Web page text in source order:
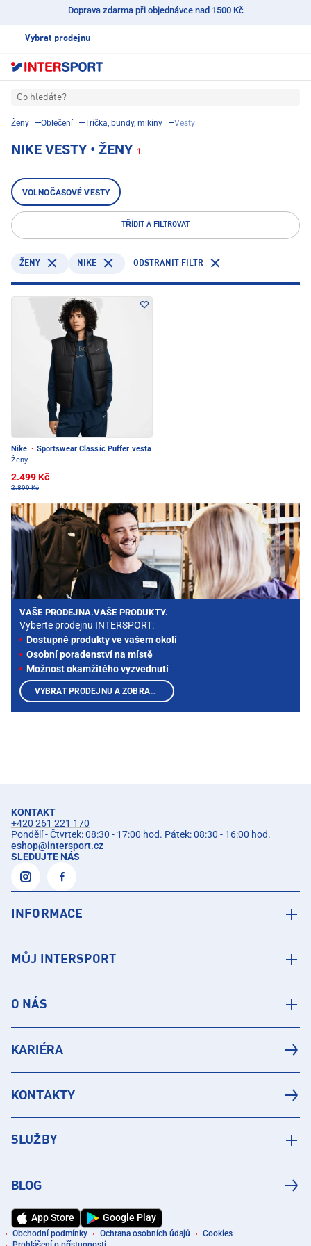
Doprava zdarma při objednávce nad 1500 Kč
Vybrat prodejnu
Co hledáte?
Ženy Oblečení Trička, bundy, mikiny Vesty
NIKE VESTY • ŽENY 1
VOLNOČASOVÉ VESTY
TŘÍDIT A FILTROVAT
ŽENY NIKE ODSTRANIT FILTR
Nike · Sportswear Classic Puffer vesta
Ženy
2.499 Kč
2.899 Kč
VAŠE PRODEJNA.VAŠE PRODUKTY.
Vyberte prodejnu INTERSPORT:
Dostupné produkty ve vašem okolí
Osobní poradenství na místě
Možnost okamžitého vyzvednutí
VYBRAT PRODEJNU A ZOBRAZIT PRODUKTY
KONTAKT
+420 261 221 170
Pondělí - Čtvrtek: 08:30 - 17:00 hod. Pátek: 08:30 - 16:00 hod.
eshop@intersport.cz
SLEDUJTE NÁS
INFORMACE
MŮJ INTERSPORT
O NÁS
KARIÉRA
KONTAKTY
SLUŽBY
BLOG
App Store Google Play
Obchodní podmínky Ochrana osobních údajů
Cookies